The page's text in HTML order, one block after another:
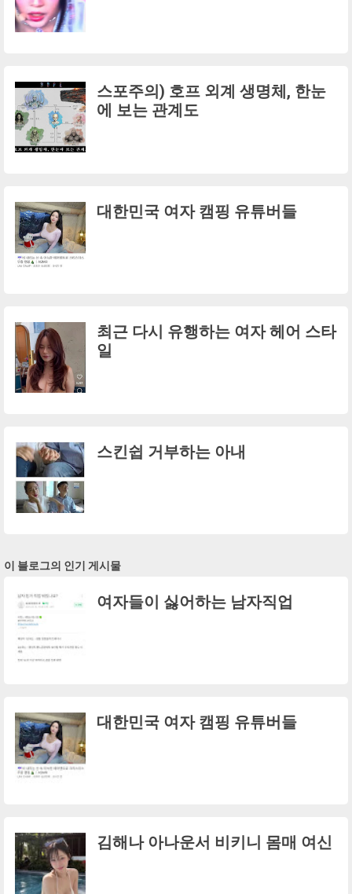
스포주의) 호프 외계 생명체, 한눈
에 보는 관계도
대한민국 여자 캠핑 유튜버들
최근 다시 유행하는 여자 헤어 스타
일
스킨쉽 거부하는 아내
이 블로그의 인기 게시물
여자들이 싫어하는 남자직업
대한민국 여자 캠핑 유튜버들
김해나 아나운서 비키니 몸매 여신